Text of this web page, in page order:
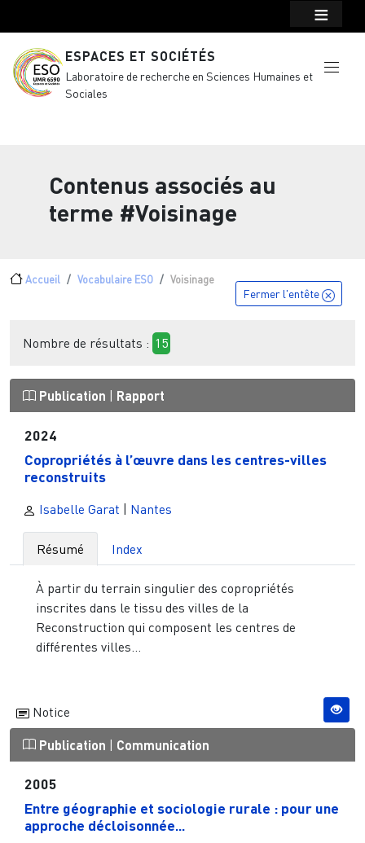
ESPACES ET SOCIÉTÉS
Laboratoire de recherche en Sciences Humaines et
Sociales
Contenus associés au
terme #Voisinage
Fil d'Ariane
Accueil Vocabulaire ESO Voisinage
Fermer l'entête
Nombre de résultats : 15
Publication Rapport
2024
Copropriétés à l’œuvre dans les centres-villes
reconstruits
Isabelle Garat | Nantes
Résumé Index
À partir du terrain singulier des copropriétés
inscrites dans le tissu des villes de la
Reconstruction qui composent les centres de
différentes villes...
Notice
Publication | Communication
2005
Entre géographie et sociologie rurale : pour une
approche décloisonnée...